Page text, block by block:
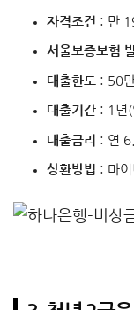
자격조건 : 만
서울보증보험
대출한도 : 50
대출기간: 1년(
대출금리 : 연
상환방법 : 마